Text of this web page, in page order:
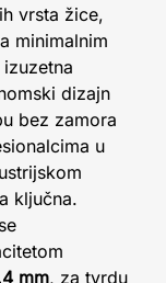
vrsta žice,
minimalnim
dizajn
bez zamora
u
ključna.
mm, za tvrdu